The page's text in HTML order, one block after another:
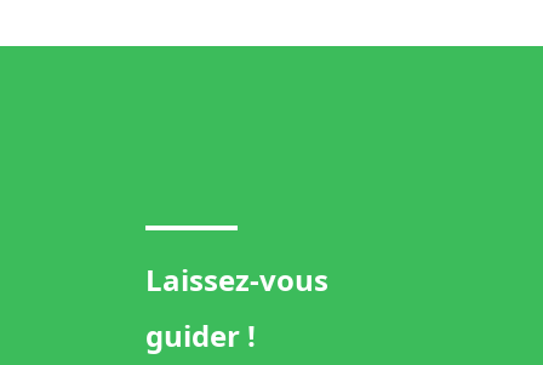
Laissez-vous
guider !